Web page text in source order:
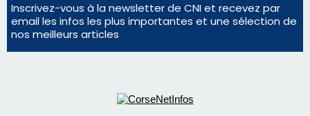
Inscrivez-vous à la newsletter de CNI et recevez par
email les infos les plus importantes et une sélection de
nos meilleurs articles